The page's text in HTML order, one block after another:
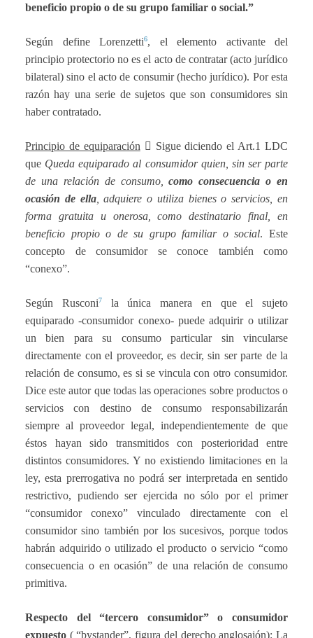
beneficio propio o de su grupo familiar o social.”
Según define Lorenzetti6, el elemento activante del
principio protectorio no es el acto de contratar (acto jurídico
bilateral) sino el acto de consumir (hecho jurídico). Por esta
razón hay una serie de sujetos que son consumidores sin
haber contratado.
Principio de equiparación  Sigue diciendo el Art.1 LDC
que Queda equiparado al consumidor quien, sin ser parte
de una relación de consumo,como consecuencia o en
ocasión de ella, adquiere o utiliza bienes o servicios, en
forma gratuita u onerosa, como destinatario final, en
beneficio propio o de su grupo familiar o social. Este
concepto de consumidor se conoce también como
“conexo”.
Según Rusconi7la única manera en que el sujeto
equiparado -consumidor conexo- puede adquirir o utilizar
un bien para su consumo particular sin vincularse
directamente con el proveedor, es decir, sin ser parte de la
relación de consumo, es si se vincula con otro consumidor.
Dice este autor que todas las operaciones sobre productos o
servicios con destino de consumo responsabilizarán
siempre al proveedor legal, independientemente de que
éstos hayan sido transmitidos con posterioridad entre
distintos consumidores. Y no existiendo limitaciones en la
ley, esta prerrogativa no podrá ser interpretada en sentido
restrictivo, pudiendo ser ejercida no sólo por el primer
“consumidor conexo” vinculado directamente con el
consumidor sino también por los sucesivos, porque todos
habrán adquirido o utilizado el producto o servicio “como
consecuencia o en ocasión” de una relación de consumo
primitiva.
Respecto del “tercero consumidor” o consumidor
expuesto ( “bystander”, figura del derecho anglosajón): La